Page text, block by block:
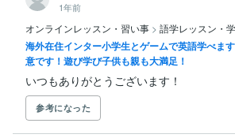
1年前
オンラインレッスン・習い事 > 語学レッスン・
海外在住インター小学生とゲームで英語学べま
意です！遊び学び子供も親も大満足！
いつもありがとうございます！
参考になった